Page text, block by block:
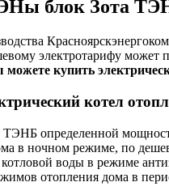
блок Зота
электротарифу может
можете купить
котел
определенной
в ночном режиме, по
воды в режиме
отопления дома в